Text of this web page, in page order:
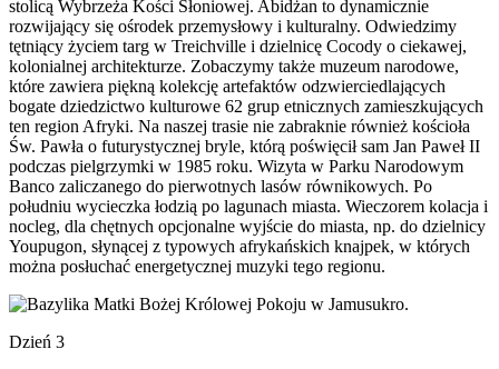
stolicą Wybrzeża Kości Słoniowej. Abidżan to dynamicznie
rozwijający się ośrodek przemysłowy i kulturalny. Odwiedzimy
tętniący życiem targ w Treichville i dzielnicę Cocody o ciekawej,
kolonialnej architekturze. Zobaczymy także muzeum narodowe,
które zawiera piękną kolekcję artefaktów odzwierciedlających
bogate dziedzictwo kulturowe 62 grup etnicznych zamieszkujących
ten region Afryki. Na naszej trasie nie zabraknie również kościoła
Św. Pawła o futurystycznej bryle, którą poświęcił sam Jan Paweł II
podczas pielgrzymki w 1985 roku. Wizyta w Parku Narodowym
Banco zaliczanego do pierwotnych lasów równikowych. Po
południu wycieczka łodzią po lagunach miasta. Wieczorem kolacja i
nocleg, dla chętnych opcjonalne wyjście do miasta, np. do dzielnicy
Youpugon, słynącej z typowych afrykańskich knajpek, w których
można posłuchać energetycznej muzyki tego regionu.
Dzień 3